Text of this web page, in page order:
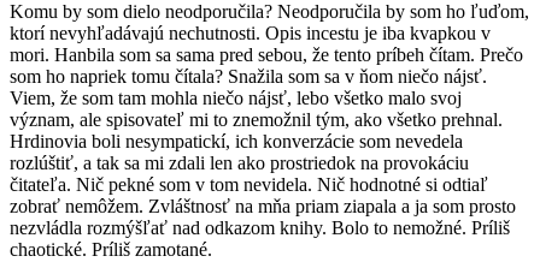
Komu by som dielo neodporučila? Neodporučila by som ho ľuďom,
ktorí nevyhľadávajú nechutnosti. Opis incestu je iba kvapkou v
mori. Hanbila som sa sama pred sebou, že tento príbeh čítam. Prečo
som ho napriek tomu čítala? Snažila som sa v ňom niečo nájsť.
Viem, že som tam mohla niečo nájsť, lebo všetko malo svoj
význam, ale spisovateľ mi to znemožnil tým, ako všetko prehnal.
Hrdinovia boli nesympatickí, ich konverzácie som nevedela
rozlúštiť, a tak sa mi zdali len ako prostriedok na provokáciu
čitateľa. Nič pekné som v tom nevidela. Nič hodnotné si odtiaľ
zobrať nemôžem. Zvláštnosť na mňa priam ziapala a ja som prosto
nezvládla rozmýšľať nad odkazom knihy. Bolo to nemožné. Príliš
chaotické. Príliš zamotané.